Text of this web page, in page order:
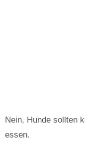
Nein, Hunde sollten
essen.